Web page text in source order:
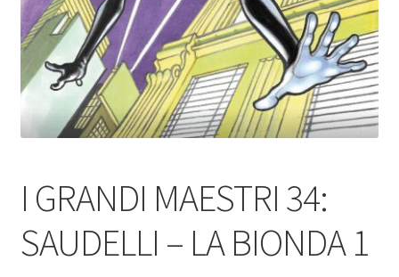
I GRANDI MAESTRI 34:
SAUDELLI – LA BIONDA 1